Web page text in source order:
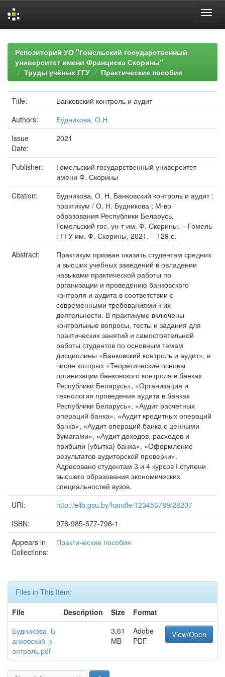
navigationРепозиторий УО "Гомельский государственный
университет имени Франциска Скорины"
Труды учёных ГГУ
Практические пособия
Title:
Банковский контроль и аудит
Authors:
Будникова, О.Н.
Issue
Date:
2021
Publisher:
Гомельский государственный университет
имени Ф. Скорины
Citation:
Будникова, О. Н. Банковский контроль и аудит :
практикум / О. Н. Будникова ; М-во
образования Республики Беларусь,
Гомельский гос. ун-т им. Ф. Скорины. – Гомель
: ГГУ им. Ф. Скорины, 2021. – 129 с.
Abstract:
Практикум призван оказать студентам средних
и высших учебных заведений в овладении
навыками практической работы по
организации и проведению банковского
контроля и аудита в соответствии с
современными требованиями к их
деятельности. В практикуме включены
контрольные вопросы, тесты и задания для
практических занятий и самостоятельной
работы студентов по основным темам
дисциплины «Банковский контроль и аудит», в
числе которых «Теоретические основы
организации банковского контроля в банках
Республики Беларусь», «Организация и
технология проведения аудита в банках
Республики Беларусь», «Аудит расчетных
операций банка», «Аудит кредитных операций
банка», «Аудит операций банка с ценными
бумагами», «Аудит доходов, расходов и
прибыли (убытка) банка», «Оформление
результатов аудиторской проверки».
Адресовано студентам 3 и 4 курсов І ступени
высшего образования экономических
специальностей вузов.
URI:
http://elib.gsu.by/handle/123456789/28207
ISBN:
978-985-577-796-1
Appears in
Collections:
Практические пособия
Files in This Item:
File
Description Size
Format
Будникова_Б
анковский_к
онтроль.pdf
3.61
MB
Adobe
PDF
View/Open